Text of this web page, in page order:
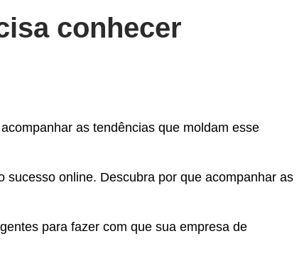
conhecer
as tendências que moldam esse
online. Descubra por que acompanhar as
para fazer com que sua empresa de